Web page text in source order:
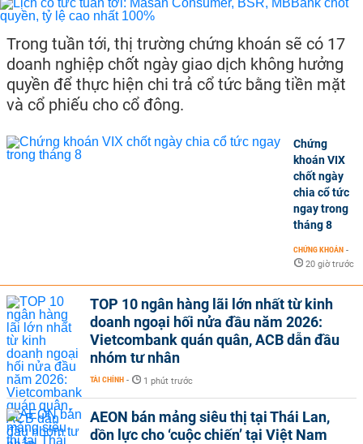
Trong tuần tới, thị trường chứng khoán sẽ có 17
doanh nghiệp chốt ngày giao dịch không hưởng
quyền để thực hiện chi trả cổ tức bằng tiền mặt
và cổ phiếu cho cổ đông.
Chứng
khoán VIX
chốt ngày
chia cổ tức
ngay trong
tháng 8
CHỨNG KHOÁN -
20 giờ trước
TOP 10 ngân hàng lãi lớn nhất từ kinh
doanh ngoại hối nửa đầu năm 2026:
Vietcombank quán quân, ACB dẫn đầu
nhóm tư nhân
TÀI CHÍNH - 1 phút trước
AEON bán mảng siêu thị tại Thái Lan,
dồn lực cho ‘cuộc chiến’ tại Việt Nam